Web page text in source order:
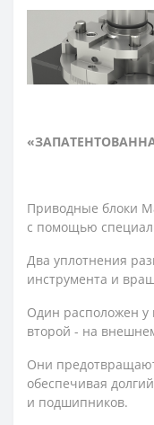
Приводные блоки
с помощью
Два уплотнения
инструмента и
Один расположен
второй - на
Они
обеспечивая
и подшипников.